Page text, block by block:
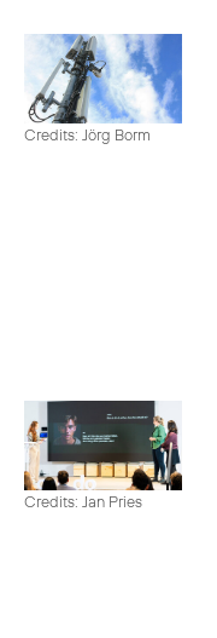
Credits: Jörg Borm
Credits: Jan Pries